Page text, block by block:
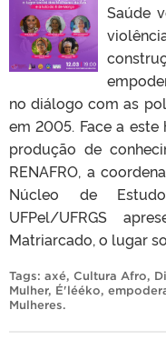
Saúde
no diálogo com as
em 2005. Face a
produção de
RENAFRO, a
Núcleo de
UFPel/UFRGS
Matriarcado, o lugar
Tags: axé, Cultura Afro,
Mulher, É'lééko,
Mulheres.